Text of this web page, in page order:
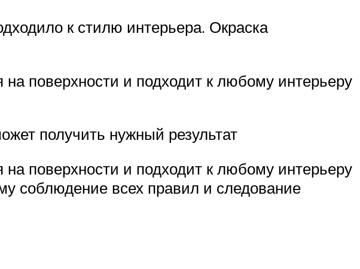
к стилю интерьера. Окраска
поверхности и подходит к любому интерьеру
получить нужный результат
поверхности и подходит к любому интерьеру
соблюдение всех правил и следование